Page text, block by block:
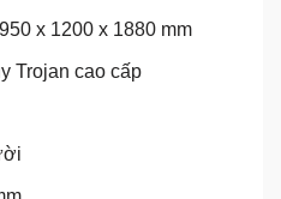
x 1200 x 1880 mm
Trojan cao cấp